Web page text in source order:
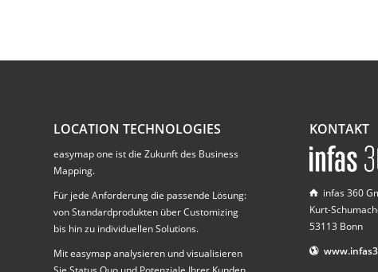
LOCATION TECHNOLOGIES
easymap one ist die Zukunft des Business
Mapping.
Für jede Anforderung die passende Lösung:
von Standardprodukten über Customizing
bis hin zu individuellen Solutions.
Mit easymap analysieren und visualisieren
KONTAKT
infas 360
Kurt-
53113 Bonn